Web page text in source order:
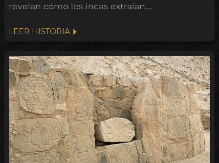
revelan cómo los incas extraían,
ajustaban y labraban sus piedras.
LEER HISTORIA